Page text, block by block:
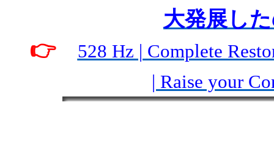
大発展し
👉
528 Hz | Complete
| Raise your